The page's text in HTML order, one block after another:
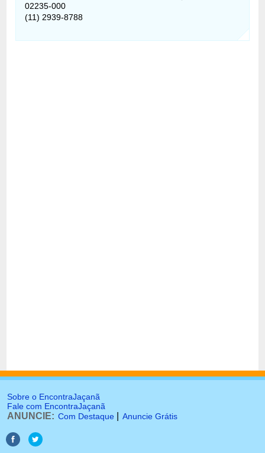
02235-000
(11) 2939-8788
Sobre o EncontraJaçanã
Fale com EncontraJaçanã
ANUNCIE: Com Destaque Anuncie Grátis